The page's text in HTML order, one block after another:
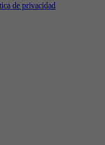
de privacidad